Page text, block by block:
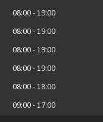
08:00 19:00
08:00 19:00
08:00 19:00
08:00 19:00
08:00 18:00
09:00 17:00